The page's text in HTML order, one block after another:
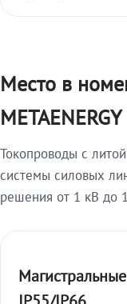
Место в
METAENERGY
Токопроводы с
системы силовых
решения от 1 кВ до